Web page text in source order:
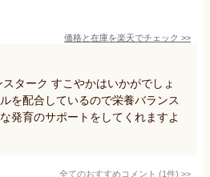
価格と在庫を楽天でチェック >>
ターク すこやかはいかがでしょ
を配合しているので栄養バランス
発育のサポートをしてくれますよ
全てのおすすめコメント (1件) >